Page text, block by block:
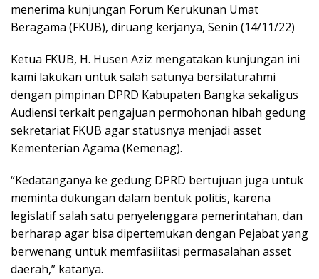
menerima kunjungan Forum Kerukunan Umat
Beragama (FKUB), diruang kerjanya, Senin (14/11/22)
Ketua FKUB, H. Husen Aziz mengatakan kunjungan ini
kami lakukan untuk salah satunya bersilaturahmi
dengan pimpinan DPRD Kabupaten Bangka sekaligus
Audiensi terkait pengajuan permohonan hibah gedung
sekretariat FKUB agar statusnya menjadi asset
Kementerian Agama (Kemenag).
“Kedatanganya ke gedung DPRD bertujuan juga untuk
meminta dukungan dalam bentuk politis, karena
legislatif salah satu penyelenggara pemerintahan, dan
berharap agar bisa dipertemukan dengan Pejabat yang
berwenang untuk memfasilitasi permasalahan asset
daerah,” katanya.